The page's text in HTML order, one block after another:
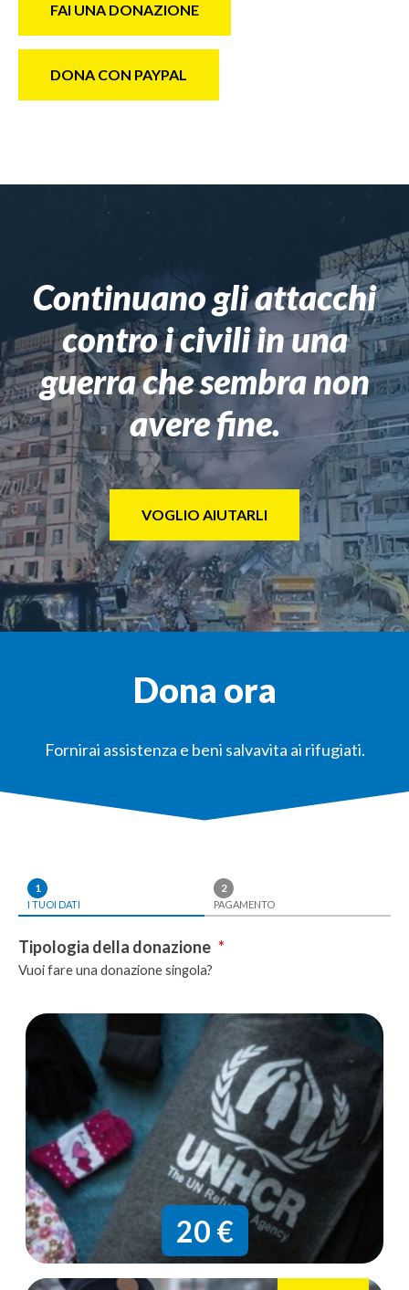
FAI UNA DONAZIONE
DONA CON PAYPAL
Continuano gli attacchi
contro i civili in una
guerra che sembra non
avere fine.
VOGLIO AIUTARLI
Dona ora
Fornirai assistenza e beni salvavita ai rifugiati.
1
I TUOI DATI
2
PAGAMENTO
Tipologia della donazione *
Vuoi fare una donazione singola?
Donazione
singola
20 €